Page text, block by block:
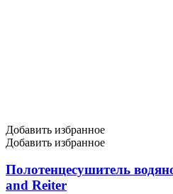
Добавить избранное
Добавить избранное
Полотенцесушитель
and Reiter